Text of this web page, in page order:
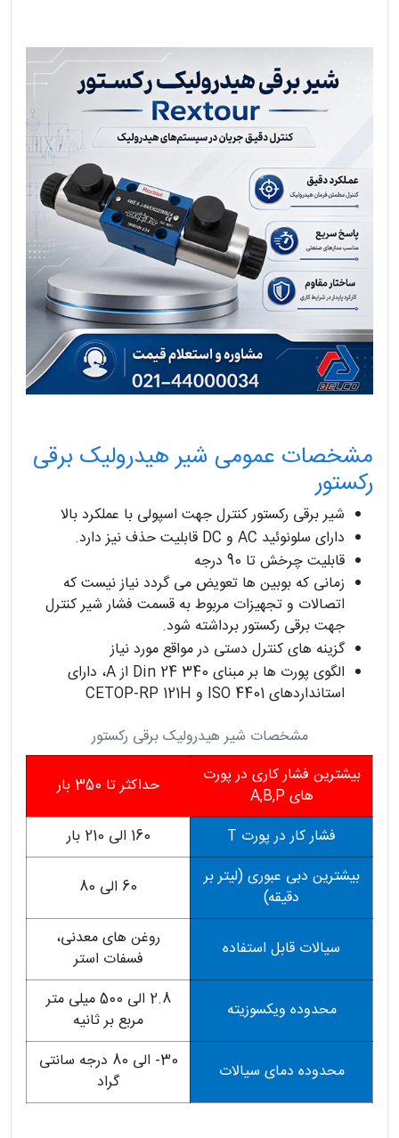
مشخصات عمومی شیر هیدرولیک برقی
رکستور
شیر برقی رکستور کنترل جهت اسپولی با عملکرد بالا
دارای سلونوئید AC و DC قابلیت حذف نیز دارد.
قابلیت چرخش تا 90 درجه
زمانی که بوبین ها تعویض می گردد نیاز نیست که
اتصالات و تجهیزات مربوط به قسمت فشار شیر کنترل
جهت برقی رکستور برداشته شود.
گزینه های کنترل دستی در مواقع مورد نیاز
الگوی پورت ها بر مبنای Din 24 340 از A، دارای
استانداردهای ISO 4401 و CETOP-RP 121H
مشخصات شیر هیدرولیک برقی رکستور
بیشترین فشار کاری در پورت
های A,B,P
حداکثر تا 350 بار
فشار کار در پورت T
160 الی 210 بار
بیشترین دبی عبوری (لیتر بر
دقیقه)
60 الی 80
سیالات قابل استفاده
روغن های معدنی،
فسفات استر
محدوده ویکسوزیته
2.8 الی 500 میلی متر
مربع بر ثانیه
محدوده دمای سیالات
30- الی 80 درجه سانتی
گراد